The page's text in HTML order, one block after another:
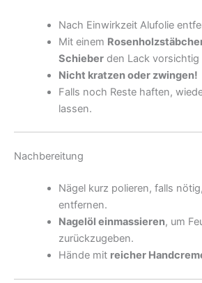
Nach Einwirkzeit Alufolie
Mit einem
Schieberden Lack vorsichtig
Nicht kratzen oder zwingen!
Falls noch Reste haften,
lassen.
Nachbereitung
Nägel kurz polieren, falls
entfernen.
Nagelöl einmassieren, um
zurückzugeben.
Hände mit reicher